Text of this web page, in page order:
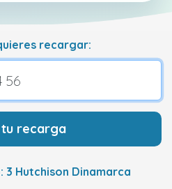
recargar:
tu recarga
Hutchison Dinamarca